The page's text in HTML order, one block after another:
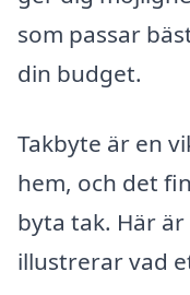
som passar
din budget.
Takbyte är en
hem, och det
byta tak. Här
illustrerar vad